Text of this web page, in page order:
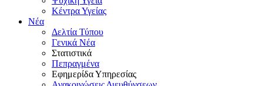
Κέντρα Υγείας
Νέα
Δελτία Τύπου
Γενικά Νέα
Στατιστικά
Πεπραγμένα
Εφημερίδα Υπηρεσίας